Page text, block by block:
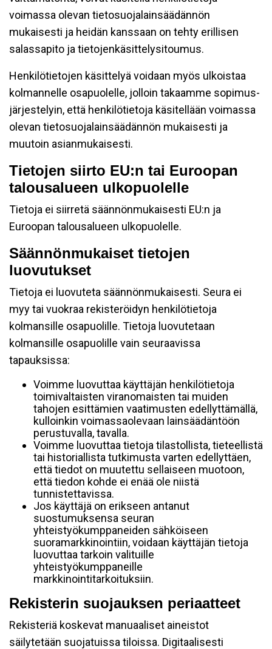
voimassa olevan tietosuojalainsäädännön
mukaisesti ja heidän kanssaan on tehty erillisen
salassapito ja tietojenkäsittelysitoumus.
Henkilötietojen käsittelyä voidaan myös ulkoistaa
kolmannelle osapuolelle, jolloin takaamme sopimus-
järjestelyin, että henkilötietoja käsitellään voimassa
olevan tietosuojalainsäädännön mukaisesti ja
muutoin asianmukaisesti.
Tietojen siirto EU:n tai Euroopan
talousalueen ulkopuolelle
Tietoja ei siirretä säännönmukaisesti EU:n ja
Euroopan talousalueen ulkopuolelle.
Säännönmukaiset tietojen
luovutukset
Tietoja ei luovuteta säännönmukaisesti. Seura ei
myy tai vuokraa rekisteröidyn henkilötietoja
kolmansille osapuolille. Tietoja luovutetaan
kolmansille osapuolille vain seuraavissa
tapauksissa:
Voimme luovuttaa käyttäjän henkilötietoja
toimivaltaisten viranomaisten tai muiden
tahojen esittämien vaatimusten edellyttämällä,
kulloinkin voimassaolevaan lainsäädäntöön
perustuvalla, tavalla.
Voimme luovuttaa tietoja tilastollista, tieteellistä
tai historiallista tutkimusta varten edellyttäen,
että tiedot on muutettu sellaiseen muotoon,
että tiedon kohde ei enää ole niistä
tunnistettavissa.
Jos käyttäjä on erikseen antanut
suostumuksensa seuran
yhteistyökumppaneiden sähköiseen
suoramarkkinointiin, voidaan käyttäjän tietoja
luovuttaa tarkoin valituille
yhteistyökumppaneille
markkinointitarkoituksiin.
Rekisterin suojauksen periaatteet
Rekisteriä koskevat manuaaliset aineistot
säilytetään suojatuissa tiloissa. Digitaalisesti